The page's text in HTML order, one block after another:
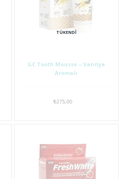
TÜKENDI
GC Tooth Mousse – Vanilya
Aromalı
₺275,00